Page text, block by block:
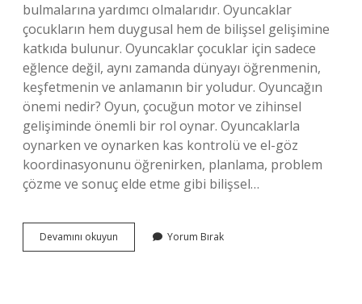
bulmalarına yardımcı olmalarıdır. Oyuncaklar
çocukların hem duygusal hem de bilişsel gelişimine
katkıda bulunur. Oyuncaklar çocuklar için sadece
eğlence değil, aynı zamanda dünyayı öğrenmenin,
keşfetmenin ve anlamanın bir yoludur. Oyuncağın
önemi nedir? Oyun, çocuğun motor ve zihinsel
gelişiminde önemli bir rol oynar. Oyuncaklarla
oynarken ve oynarken kas kontrolü ve el-göz
koordinasyonunu öğrenirken, planlama, problem
çözme ve sonuç elde etme gibi bilişsel…
Devamını okuyun Oyuncak
Nedir
Yorum Bırak